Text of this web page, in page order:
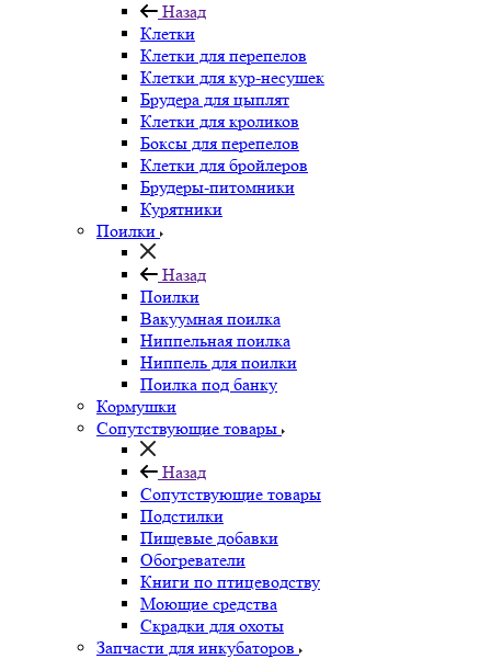
Назад
Клетки
Клетки для перепелов
Клетки для кур-несушек
Брудера для цыплят
Клетки для кроликов
Боксы для перепелов
Клетки для бройлеров
Брудеры-питомники
Курятники
Поилки
Назад
Поилки
Вакуумная поилка
Ниппельная поилка
Ниппель для поилки
Поилка под банку
Кормушки
Сопутствующие товары
Назад
Сопутствующие товары
Подстилки
Пищевые добавки
Обогреватели
Книги по птицеводству
Моющие средства
Скрадки для охоты
Запчасти для инкубаторов